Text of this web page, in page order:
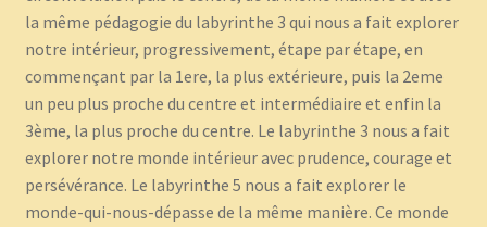
la même pédagogie du labyrinthe 3 qui nous a fait explorer
notre intérieur, progressivement, étape par étape, en
commençant par la 1ere, la plus extérieure, puis la 2eme
un peu plus proche du centre et intermédiaire et enfin la
3ème, la plus proche du centre. Le labyrinthe 3 nous a fait
explorer notre monde intérieur avec prudence, courage et
persévérance. Le labyrinthe 5 nous a fait explorer le
monde-qui-nous-dépasse de la même manière. Ce monde